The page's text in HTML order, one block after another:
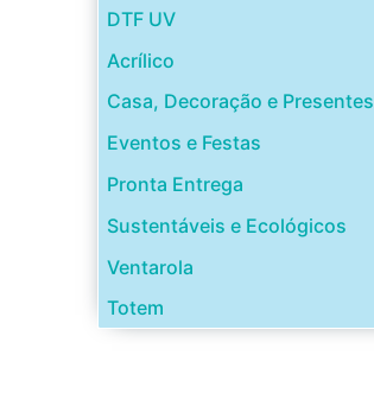
DTF UV
Acrílico
Casa, Decoração e Presentes
Eventos e Festas
Pronta Entrega
Sustentáveis e Ecológicos
Ventarola
Totem